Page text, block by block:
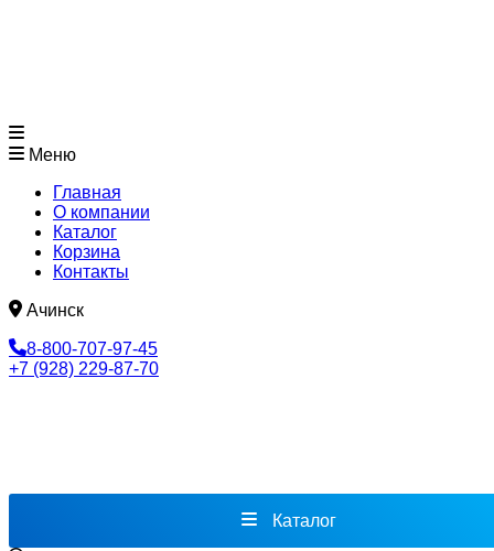
Меню
Главная
О компании
Каталог
Корзина
Контакты
Ачинск
8-800-707-97-45
+7 (928) 229-87-70
Каталог